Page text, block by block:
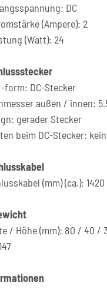
DC
(Ampere): 2
(Watt): 24
form: DC-Stecker
außen / innen:
gerader Stecker
beim DC-Stecker:
(mm) (ca.): 1420
/ Höhe (mm): 80 / 40 /